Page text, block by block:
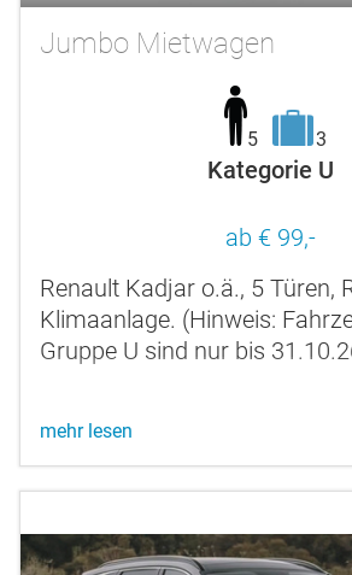
Jumbo Mietwagen
5 3
Kategorie U
ab € 99,-
Renault Kadjar o.ä., 5 Türen,
Klimaanlage. (Hinweis:
Gruppe U sind nur bis
mehr lesen